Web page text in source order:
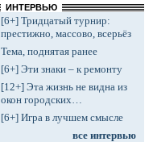
ИНТЕРВЬЮ
[6+] Тридцатый турнир:
престижно, массово, всерьёз
Тема, поднятая ранее
[6+] Эти знаки – к ремонту
[12+] Эта жизнь не видна из
окон городских…
[6+] Игра в лучшем смысле
все интервью